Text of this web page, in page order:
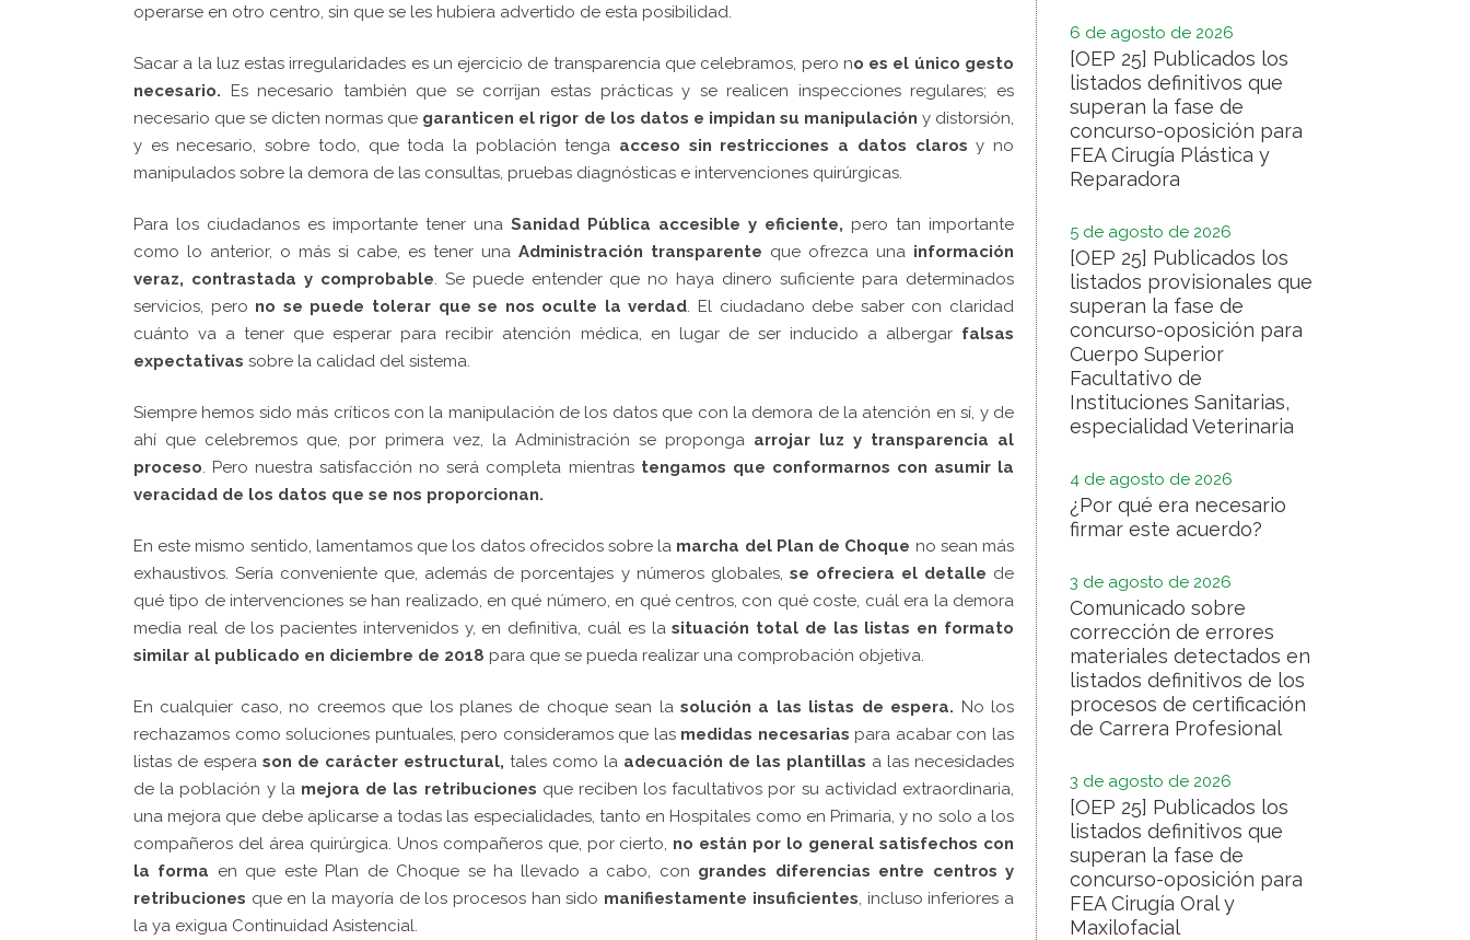
operarse en otro centro, sin que se les hubiera advertido de esta posibilidad.
Sacar a la luz estas irregularidades es un ejercicio de transparencia que celebramos, pero no es el único gesto
necesario. Es necesario también que se corrijan estas prácticas y se realicen inspecciones regulares; es
necesario que se dicten normas que garanticen el rigor de los datos e impidan su manipulación y distorsión,
y es necesario, sobre todo, que toda la población tenga acceso sin restricciones a datos clarosy no
manipulados sobre la demora de las consultas, pruebas diagnósticas e intervenciones quirúrgicas.
Para los ciudadanos es importante tener una Sanidad Pública accesible y eficiente, pero tan importante
como lo anterior, o más si cabe, es tener una Administración transparente que ofrezca una información
veraz, contrastada y comprobable . Se puede entender que no haya dinero suficiente para determinados
servicios, pero no se puede tolerar que se nos oculte la verdad . El ciudadano debe saber con claridad
cuánto va a tener que esperar para recibir atención médica, en lugar de ser inducido a albergar falsas
expectativas sobre la calidad del sistema.
Siempre hemos sido más críticos con la manipulación de los datos que con la demora de la atención en sí, y de
ahí que celebremos que, por primera vez, la Administración se proponga arrojar luz y transparencia al
proceso . Pero nuestra satisfacción no será completa mientras tengamos que conformarnos con asumir la
veracidad de los datos que se nos proporcionan.
En este mismo sentido, lamentamos que los datos ofrecidos sobre la marcha del Plan de Choque no sean más
exhaustivos. Sería conveniente que, además de porcentajes y números globales, se ofreciera el detalle de
qué tipo de intervenciones se han realizado, en qué número, en qué centros, con qué coste, cuál era la demora
media real de los pacientes intervenidos y, en definitiva, cuál es lasituación total de las listas en formato
similar al publicado en diciembre de 2018 para que se pueda realizar una comprobación objetiva.
En cualquier caso, no creemos que los planes de choque sean lasolución a las listas de espera. No los
rechazamos como soluciones puntuales, pero consideramos que las medidas necesarias para acabar con las
listas de espera son de carácter estructural, tales como la adecuación de las plantillas a las necesidades
de la población y la mejora de las retribuciones que reciben los facultativos por su actividad extraordinaria,
una mejora que debe aplicarse a todas las especialidades, tanto en Hospitales como en Primaria, y no solo a los
compañeros del área quirúrgica. Unos compañeros que, por cierto, no están por lo general satisfechos con
la forma en que este Plan de Choque se ha llevado a cabo, con grandes diferencias entre centros y
retribuciones que en la mayoría de los procesos han sido manifiestamente insuficientes , incluso inferiores a
la ya exigua Continuidad Asistencial.
6 de agosto de 2026
[OEP 25] Publicados los
listados definitivos que
superan la fase de
concurso-oposición para
FEA Cirugía Plástica y
Reparadora
5 de agosto de 2026
[OEP 25] Publicados los
listados provisionales que
superan la fase de
concurso-oposición para
Cuerpo Superior
Facultativo de
Instituciones Sanitarias,
especialidad Veterinaria
4 de agosto de 2026
¿Por qué era necesario
firmar este acuerdo?
3 de agosto de 2026
Comunicado sobre
corrección de errores
materiales detectados en
listados definitivos de los
procesos de certificación
de Carrera Profesional
3 de agosto de 2026
[OEP 25] Publicados los
listados definitivos que
superan la fase de
concurso-oposición para
FEA Cirugía Oral y
Maxilofacial